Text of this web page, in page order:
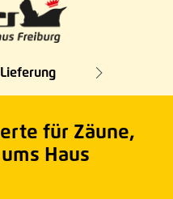
für Zäune,
Haus